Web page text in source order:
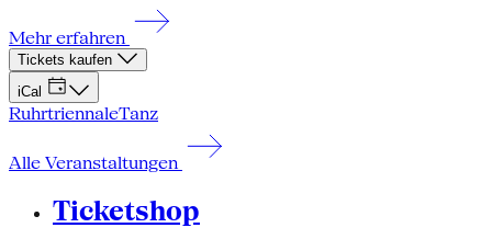
Mehr erfahren
Tickets kaufen
iCal
RuhrtriennaleTanz
Alle Veranstaltungen
Ticketshop